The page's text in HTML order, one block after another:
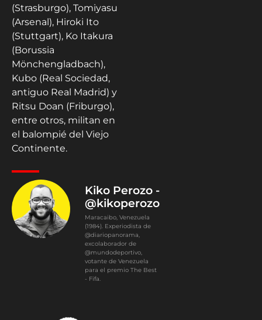
(Strasburgo), Tomiyasu
(Arsenal), Hiroki Ito
(Stuttgart), Ko Itakura
(Borussia
Mönchengladbach),
Kubo (Real Sociedad,
antiguo Real Madrid) y
Ritsu Doan (Friburgo),
entre otros, militan en
el balompié del Viejo
Continente.
Kiko Perozo -
@kikoperozo
Maracaibo, Venezuela
(1984). Experiodista de
@diariopanorama,
excolaborador de
@mundodeportivo,
votante de Venezuela
para el premio The Best
- Fifa.